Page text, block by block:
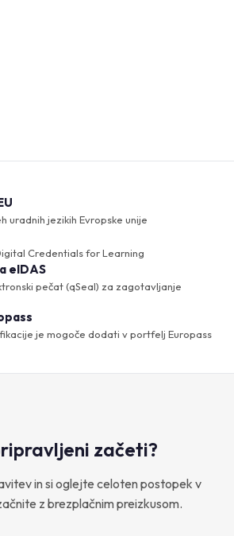
uradnih jezikih Evropske unije
Credentials for Learning
eIDAS
pečat (qSeal) za zagotavljanje
je mogoče dodati v portfelj Europass
začeti?
in si oglejte celoten postopek v
z brezplačnim preizkusom.